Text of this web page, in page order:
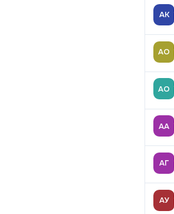
АК
АО
АО
АА
АГ
АУ